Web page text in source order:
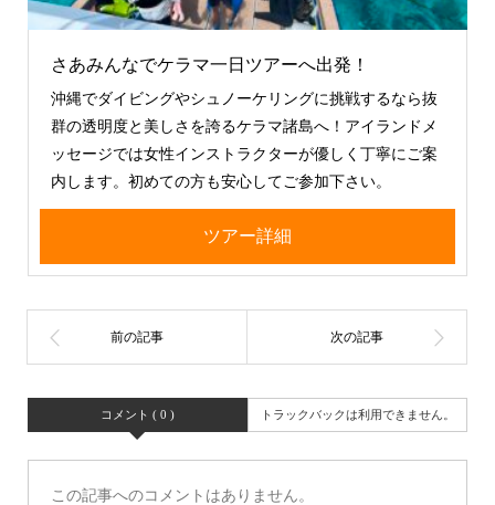
さあみんなでケラマ一日ツアーへ出発！
沖縄でダイビングやシュノーケリングに挑戦するなら抜
群の透明度と美しさを誇るケラマ諸島へ！アイランドメ
ッセージでは女性インストラクターが優しく丁寧にご案
内します。初めての方も安心してご参加下さい。
ツアー詳細
コメント ( 0 ) トラックバックは利用できません。
この記事へのコメントはありません。